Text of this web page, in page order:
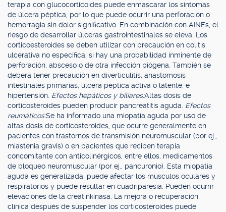
terapia con glucocorticoides puede enmascarar los síntomas
de úlcera péptica, por lo que puede ocurrir una perforación o
hemorragia sin dolor significativo. En combinación con AINEs, el
riesgo de desarrollar úlceras gastrointestinales se eleva. Los
corticoesteroides se deben utilizar con precaución en colitis
ulcerativa no específica, si hay una probabilidad inminente de
perforación, absceso o de otra infección piógena. También se
deberá tener precaución en diverticulitis, anastomosis
intestinales primarias, úlcera péptica activa o latente, e
hipertensión. Efectos hepáticos y biliares:Altas dosis de
corticosteroides pueden producir pancreatitis aguda. Efectos
reumáticos:Se ha informado una miopatía aguda por uso de
altas dosis de corticosteroides, que ocurre generalmente en
pacientes con trastornos de transmisión neuromuscular (por ej.,
miastenia gravis) o en pacientes que reciben terapia
concomitante con anticolinérgicos, entre ellos, medicamentos
de bloqueo neuromuscular (por ej., pancuronio). Esta miopatía
aguda es generalizada, puede afectar los músculos oculares y
respiratorios y puede resultar en cuadriparesia. Pueden ocurrir
elevaciones de la creatinkinasa. La mejora o recuperación
clínica después de suspender los corticosteroides puede